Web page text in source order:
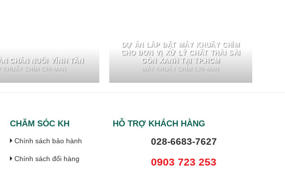
CHĂN NUÔI VĨNH TÂN
KHUẤY CHÌM CRI-MAN
DỰ ÁN LẮP ĐẶT MÁY KHUẤY CHÌM
CHO ĐƠN VỊ XỬ LÝ CHẤT THẢI SÀI
GÒN XANH TẠI TP.HCM
MÁY KHUẤY CHÌM CRI-MAN
CHĂM SÓC KH
Chính sách bảo hành
Chính sách đổi hàng
HỖ TRỢ KHÁCH HÀNG
028-6683-7627
0903 723 253